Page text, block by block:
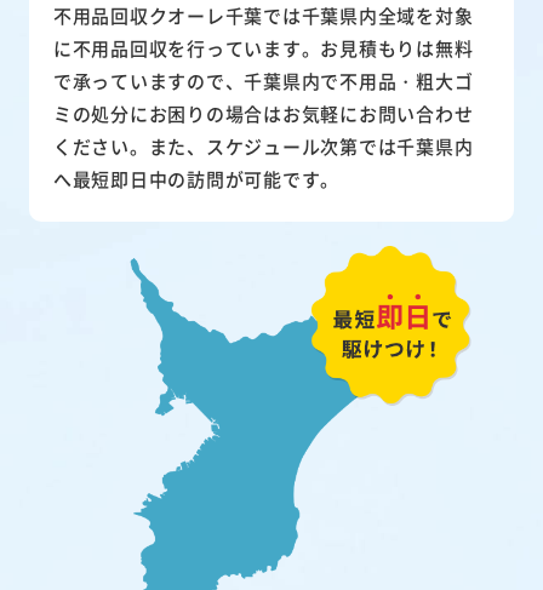
不用品回収クオーレ千葉では千葉県内全域を対象
に不用品回収を行っています。お見積もりは無料
で承っていますので、千葉県内で不用品・粗大ゴ
ミの処分にお困りの場合はお気軽にお問い合わせ
ください。また、スケジュール次第では千葉県内
へ最短即日中の訪問が可能です。